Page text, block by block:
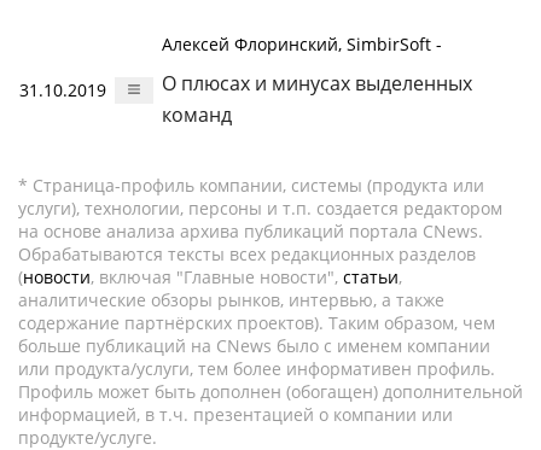
31.10.2019
Алексей Флоринский, SimbirSoft -
О плюсах и минусах выделенных
команд
* Страница-профиль компании, системы (продукта или
услуги), технологии, персоны и т.п. создается редактором
на основе анализа архива публикаций портала CNews.
Обрабатываются тексты всех редакционных разделов
(новости, включая "Главные новости", статьи,
аналитические обзоры рынков, интервью, а также
содержание партнёрских проектов). Таким образом, чем
больше публикаций на CNews было с именем компании
или продукта/услуги, тем более информативен профиль.
Профиль может быть дополнен (обогащен) дополнительной
информацией, в т.ч. презентацией о компании или
продукте/услуге.